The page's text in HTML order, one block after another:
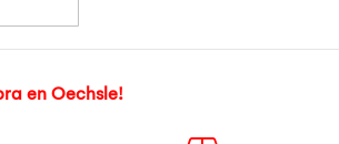
en Oechsle!